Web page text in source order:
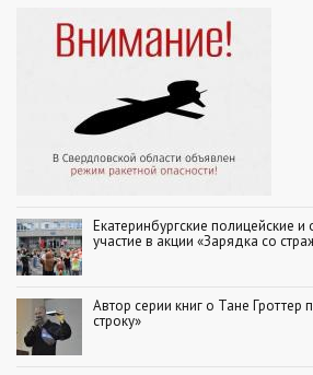
Екатеринбургские полицейские
участие в акции «Зарядка со
Автор серии книг о Тане Гроттер
строку»